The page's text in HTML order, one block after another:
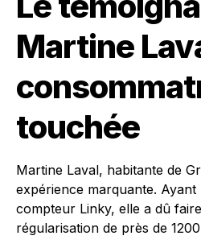
Martine
touchée
Martine Laval, habitante de
expérience marquante. Ayant
compteur Linky, elle a dû
régularisation de près de